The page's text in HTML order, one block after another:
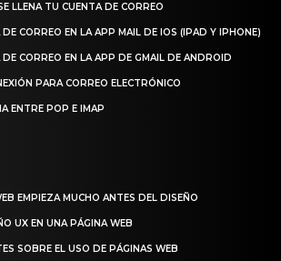
LLENA TU CUENTA DE CORREO
CORREO EN LA APP MAIL DE IOS (IPAD Y IPHONE)
CORREO EN LA APP DE GMAIL DE ANDROID
PARA CORREO ELECTRÓNICO
ENTRE POP E IMAP
EMPIEZA MUCHO ANTES DEL DISEÑO
UX EN UNA PÁGINA WEB
SOBRE EL USO DE PÁGINAS WEB